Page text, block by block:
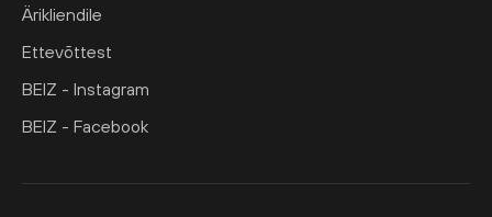
Ärikliendile
Ettevõttest
BEIZ - Instagram
BEIZ - Facebook